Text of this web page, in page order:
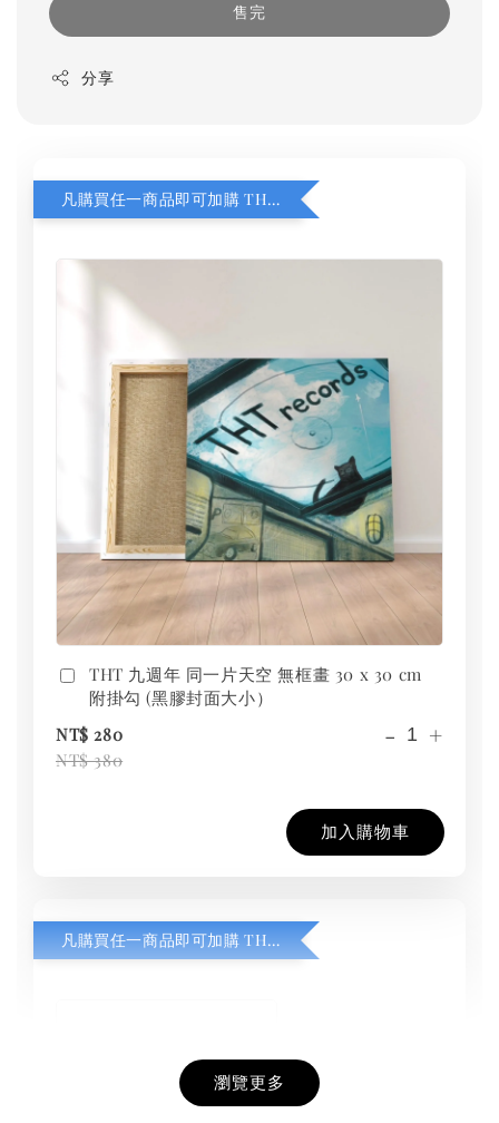
售完
分享
凡購買任一商品即可加購 THT 九週年 同一片天空 無框畫 30 x 30 cm 附掛勾 (黑膠封面大小）
THT 九週年 同一片天空 無框畫 30 x 30 cm
附掛勾 (黑膠封面大小）
NT$ 280
NT$ 380
- +
加入購物車
凡購買任一商品即可加購 THT 九週年紀念 T-shirt
瀏覽更多